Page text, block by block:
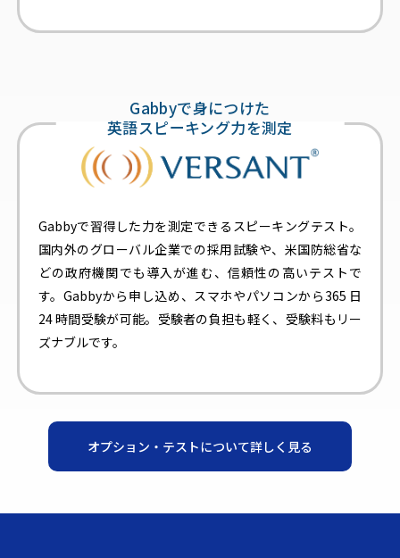
Gabbyで身につけた
英語スピーキング力を測定
Gabbyで習得した力を測定できるスピーキングテスト。
国内外のグローバル企業での採用試験や、米国防総省な
どの政府機関でも導入が進む、信頼性の高いテストで
す。Gabbyから申し込め、スマホやパソコンから365 日
24 時間受験が可能。受験者の負担も軽く、受験料もリー
ズナブルです。
オプション・テストについて詳しく見る